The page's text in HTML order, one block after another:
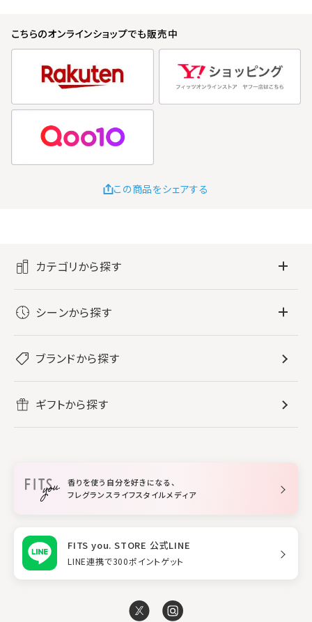
こちらのオンラインショップでも販売中
この商品をシェアする
カテゴリから探す
レディース香水
メンズ香水
ボディミスト・スプレー
すべてのバス・ボディケア
ボディ・ハンドクリーム
入浴剤
ホームフレグランス
すべてのホームフレグランス
ルームフレグランス
スタイリング
シーンから探す
リフレッシュしたい
ブランドから探す
ギフトから探す
香りを使う自分を好きになる、
フレグランスライフスタイルメディア
FITS you. STORE 公式LINE
LINE連携で300ポイントゲット